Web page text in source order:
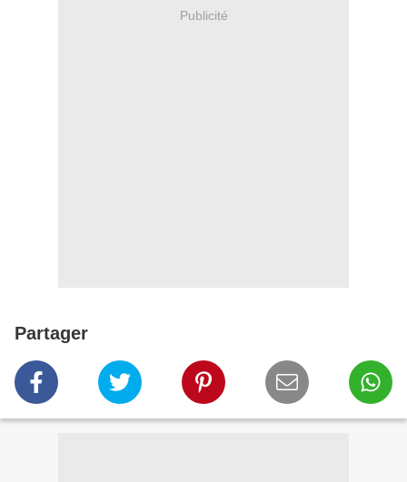
Publicité
Partager